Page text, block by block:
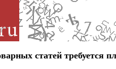
статей требуется